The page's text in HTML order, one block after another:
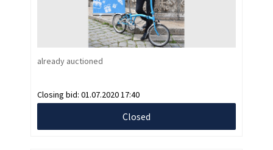
already auctioned
Closing bid: 01.07.2020 17:40
Closed